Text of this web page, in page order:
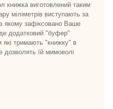
книжка виготовлений таким
міліметрів виступають за
якому зафіксовано Ваше
додатковий "буфер"
які тримають "книжку" в
дозволять їй мимоволі